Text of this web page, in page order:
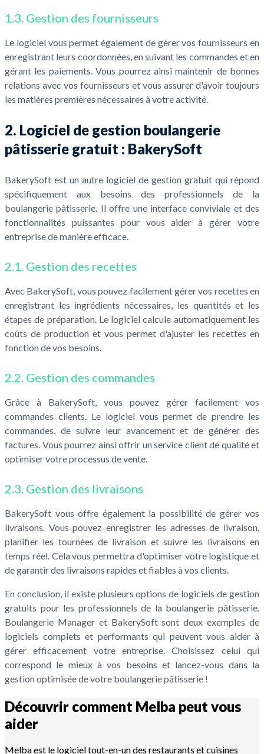
1.3. Gestion des fournisseurs
Le logiciel vous permet également de gérer vos fournisseurs en
enregistrant leurs coordonnées, en suivant les commandes et en
gérant les paiements. Vous pourrez ainsi maintenir de bonnes
relations avec vos fournisseurs et vous assurer d'avoir toujours
les matières premières nécessaires à votre activité.
2. Logiciel de gestion boulangerie
pâtisserie gratuit : BakerySoft
BakerySoft est un autre logiciel de gestion gratuit qui répond
spécifiquement aux besoins des professionnels de la
boulangerie pâtisserie. Il offre une interface conviviale et des
fonctionnalités puissantes pour vous aider à gérer votre
entreprise de manière efficace.
2.1. Gestion des recettes
Avec BakerySoft, vous pouvez facilement gérer vos recettes en
enregistrant les ingrédients nécessaires, les quantités et les
étapes de préparation. Le logiciel calcule automatiquement les
coûts de production et vous permet d'ajuster les recettes en
fonction de vos besoins.
2.2. Gestion des commandes
Grâce à BakerySoft, vous pouvez gérer facilement vos
commandes clients. Le logiciel vous permet de prendre les
commandes, de suivre leur avancement et de générer des
factures. Vous pourrez ainsi offrir un service client de qualité et
optimiser votre processus de vente.
2.3. Gestion des livraisons
BakerySoft vous offre également la possibilité de gérer vos
livraisons. Vous pouvez enregistrer les adresses de livraison,
planifier les tournées de livraison et suivre les livraisons en
temps réel. Cela vous permettra d'optimiser votre logistique et
de garantir des livraisons rapides et fiables à vos clients.
En conclusion, il existe plusieurs options de logiciels de gestion
gratuits pour les professionnels de la boulangerie pâtisserie.
Boulangerie Manager et BakerySoft sont deux exemples de
logiciels complets et performants qui peuvent vous aider à
gérer efficacement votre entreprise. Choisissez celui qui
correspond le mieux à vos besoins et lancez-vous dans la
gestion optimisée de votre boulangerie pâtisserie !
Découvrir comment Melba peut vous
aider
Melba est le logiciel tout-en-un des restaurants et cuisines